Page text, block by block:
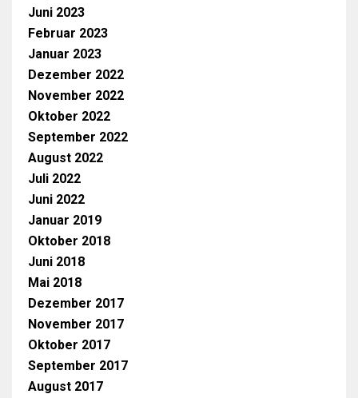
Juni 2023
Februar 2023
Januar 2023
Dezember 2022
November 2022
Oktober 2022
September 2022
August 2022
Juli 2022
Juni 2022
Januar 2019
Oktober 2018
Juni 2018
Mai 2018
Dezember 2017
November 2017
Oktober 2017
September 2017
August 2017